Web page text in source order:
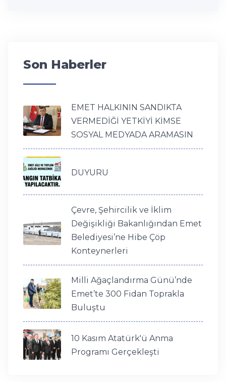
Son Haberler
EMET HALKININ SANDIKTA
VERMEDİĞİ YETKİYİ KİMSE
SOSYAL MEDYADA ARAMASIN
DUYURU
Çevre, Şehircilik ve İklim
Değişikliği Bakanlığından Emet
Belediyesi’ne Hibe Çöp
Konteynerleri
Milli Ağaçlandırma Günü’nde
Emet’te 300 Fidan Toprakla
Buluştu
10 Kasım Atatürk'ü Anma
Programı Gerçekleşti